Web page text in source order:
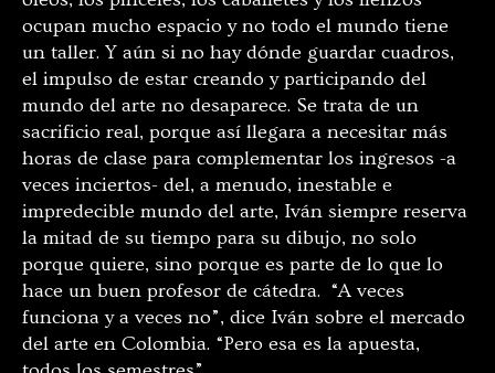
ocupan mucho espacio y no todo el mundo tiene
un taller. Y aún si no hay dónde guardar cuadros,
el impulso de estar creando y participando del
mundo del arte no desaparece. Se trata de un
sacrificio real, porque así llegara a necesitar más
horas de clase para complementar los ingresos -a
veces inciertos- del, a menudo, inestable e
impredecible mundo del arte, Iván siempre reserva
la mitad de su tiempo para su dibujo, no solo
porque quiere, sino porque es parte de lo que lo
hace un buen profesor de cátedra. “A veces
funciona y a veces no”, dice Iván sobre el mercado
del arte en Colombia. “Pero esa es la apuesta,